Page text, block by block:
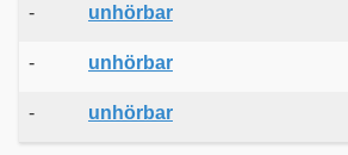
- unhörbar
- unhörbar
- unhörbar